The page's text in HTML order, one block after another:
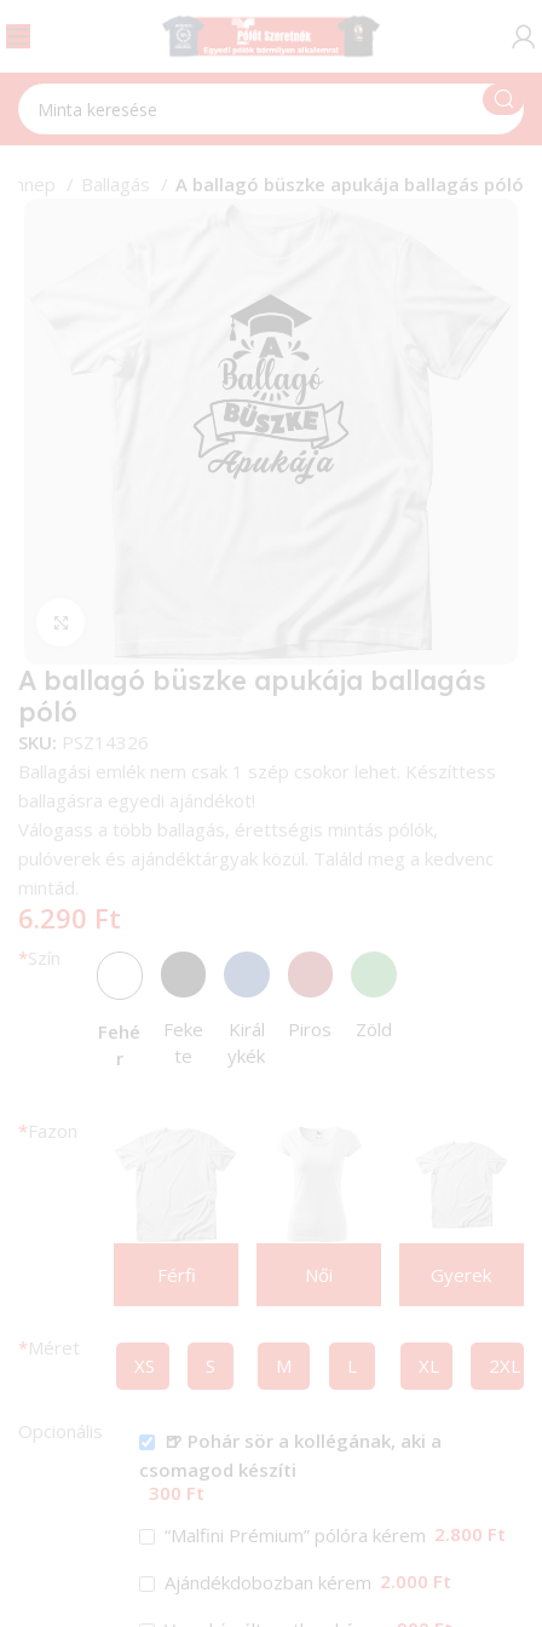
Ünnep Ballagás A ballagó büszke apukája ballagás póló
A ballagó büszke apukája ballagás
póló
SKU: PSZ14326
Ballagási emlék nem csak 1 szép csokor lehet. Készíttess
ballagásra egyedi ajándékot!
Válogass a több ballagás, érettségis mintás pólók,
pulóverek és ajándéktárgyak közül. Találd meg a kedvenc
mintád.
6.290 Ft
*Szín
Fehé
r
Feke
te
Királ
ykék
Piros Zöld
*Fazon
Férfi Női Gyerek
*Méret
XS S M L XL 2XL
Opcionális
🍺 Pohár sör a kollégának, aki a
csomagod készíti
300 Ft
“Malfini Prémium” pólóra kérem 2.800 Ft
Ajándékdobozban kérem 2.000 Ft